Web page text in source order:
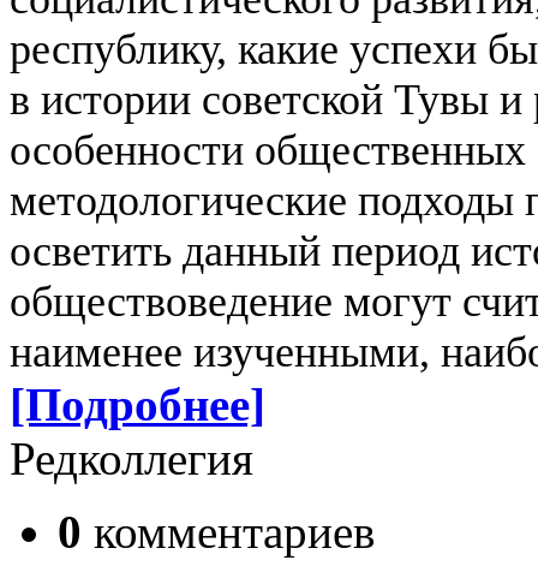
республику, какие успехи
в истории советской Тувы
особенности
методологические подходы
осветить данный период
обществоведение могут
наименее изученными,
[Подробнее]
Редколлегия
0 комментариев